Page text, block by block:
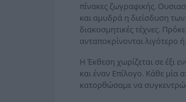
πίνακες ζωγραφικής.
και αμυδρά η διείσδυση
διακοσμητικές τέχνες.
ανταποκρίνονται
Η Έκθεση χωρίζεται σε έξι
και έναν Επίλογο. Κάθε μία
κατορθώσαμε να